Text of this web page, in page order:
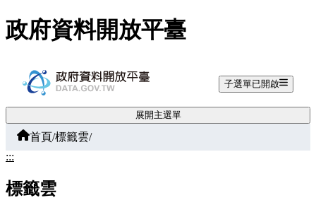
跳至主要內容
政府資料開放平臺
子選單已開啟
展開主選單
首頁/標籤雲/
:::
標籤雲